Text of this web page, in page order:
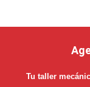
Tu taller